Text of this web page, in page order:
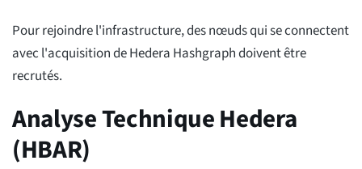
Pour rejoindre l'infrastructure, des nœuds qui se connectent
avec l'acquisition de Hedera Hashgraph doivent être
recrutés.
Analyse Technique Hedera
(HBAR)